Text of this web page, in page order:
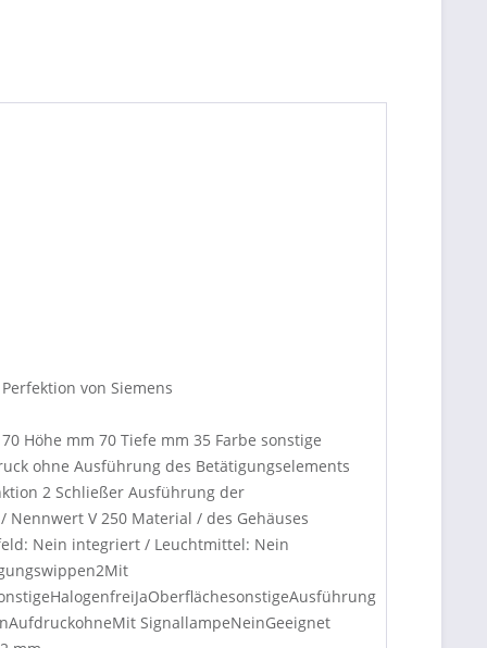
von Siemens
Höhe mm 70 Tiefe mm 35 Farbe sonstige
ohne Ausführung des Betätigungselements
2 Schließer Ausführung der
V 250 Material / des Gehäuses
Nein integriert / Leuchtmittel: Nein
SignallampeNeinGeeignet